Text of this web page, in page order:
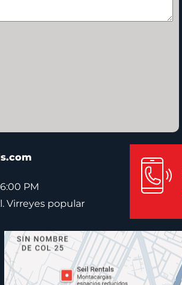
PM
Virreyes popular